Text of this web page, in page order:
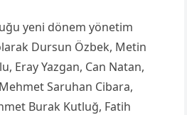
yeni dönem yönetim
Dursun Özbek, Metin
Eray Yazgan, Can Natan,
Saruhan Cibara,
Burak Kutluğ, Fatih